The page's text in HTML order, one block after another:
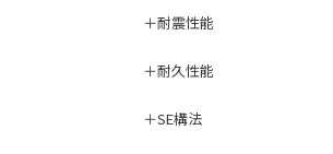
耐震性能
耐久性能
SE構法